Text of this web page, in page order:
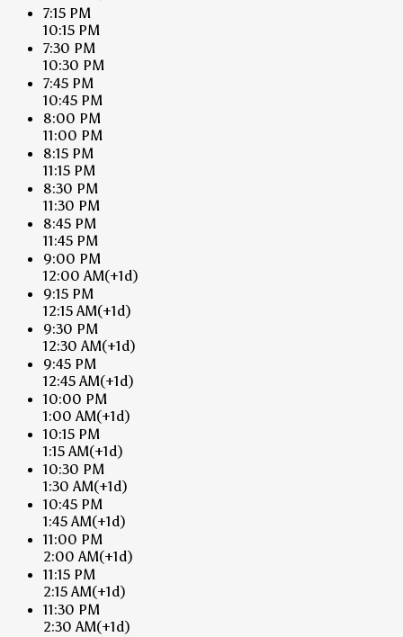
7:15 PM
10:15 PM
7:30 PM
10:30 PM
7:45 PM
10:45 PM
8:00 PM
11:00 PM
8:15 PM
11:15 PM
8:30 PM
11:30 PM
8:45 PM
11:45 PM
9:00 PM
12:00 AM(+1d)
9:15 PM
12:15 AM(+1d)
9:30 PM
12:30 AM(+1d)
9:45 PM
12:45 AM(+1d)
10:00 PM
1:00 AM(+1d)
10:15 PM
1:15 AM(+1d)
10:30 PM
1:30 AM(+1d)
10:45 PM
1:45 AM(+1d)
11:00 PM
2:00 AM(+1d)
11:15 PM
2:15 AM(+1d)
11:30 PM
2:30 AM(+1d)